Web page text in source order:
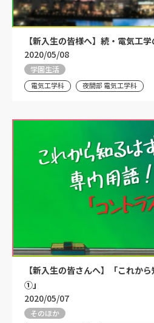
【新入生の皆様へ】続・電気工
2020/05/08
学園生活
電気工学科 夜間部 電気工学科
【新入生の皆さんへ】「これか
①」
2020/05/07
そのほか